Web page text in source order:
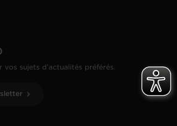
vos sujets d’actualités préférés.